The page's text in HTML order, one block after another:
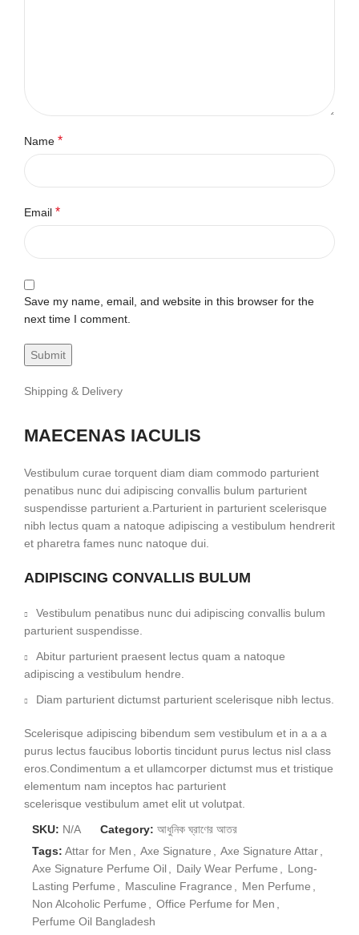
Name *
Email *
Save my name, email, and website in this browser for the
next time I comment.
Shipping & Delivery
MAECENAS IACULIS
Vestibulum curae torquent diam diam commodo parturient
penatibus nunc dui adipiscing convallis bulum parturient
suspendisse parturient a.Parturient in parturient scelerisque
nibh lectus quam a natoque adipiscing a vestibulum hendrerit
et pharetra fames nunc natoque dui.
ADIPISCING CONVALLIS BULUM
Vestibulum penatibus nunc dui adipiscing convallis bulum
parturient suspendisse.
Abitur parturient praesent lectus quam a natoque
adipiscing a vestibulum hendre.
Diam parturient dictumst parturient scelerisque nibh lectus.
Scelerisque adipiscing bibendum sem vestibulum et in a a a
purus lectus faucibus lobortis tincidunt purus lectus nisl class
eros.Condimentum a et ullamcorper dictumst mus et tristique
elementum nam inceptos hac parturient
scelerisque vestibulum amet elit ut volutpat.
SKU: N/A Category: আধুনিক ঘ্রাণের আতর
Tags: Attar for Men , Axe Signature , Axe Signature Attar,
Axe Signature Perfume Oil, Daily Wear Perfume , Long-
Lasting Perfume , Masculine Fragrance , Men Perfume ,
Non Alcoholic Perfume , Office Perfume for Men ,
Perfume Oil Bangladesh